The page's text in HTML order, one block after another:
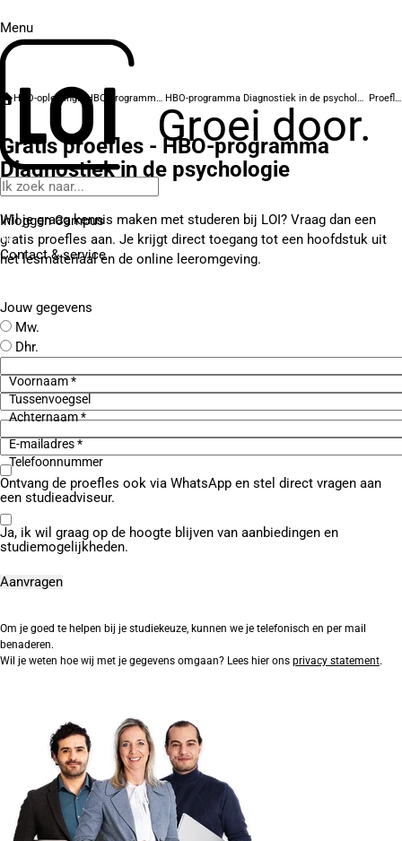
Menu
Groei door.
Inloggen Campus
Contact& service
HBO-opleidingen HBO-programma's HBO-programma Diagnostiek in de psychologie Proefles
Gratis proefles - HBO-programma
Diagnostiek in de psychologie
Wil je graag kennis maken met studeren bij LOI? Vraag dan een
gratis proefles aan. Je krijgt direct toegang tot een hoofdstuk uit
het lesmateriaal en de online leeromgeving.
Jouw gegevens
Mw.
Dhr.
Voornaam *
Tussenvoegsel
Achternaam *
E-mailadres *
Telefoonnummer
Ontvang de proefles ook via WhatsApp en stel direct vragen aan
een studieadviseur.
Ja, ik wil graag op de hoogte blijven van aanbiedingen en
studiemogelijkheden.
Om je goed te helpen bij je studiekeuze, kunnen we je telefonisch en per mail
benaderen.
Wil je weten hoe wij met je gegevens omgaan? Lees hier ons privacy statement.